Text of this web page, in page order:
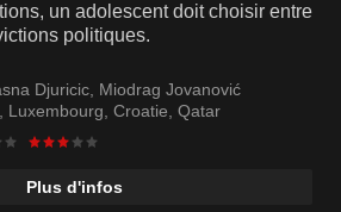
un adolescent doit choisir entre
politiques.
Djuricic, Miodrag Jovanović
, Luxembourg, Croatie, Qatar
Plus d'infos